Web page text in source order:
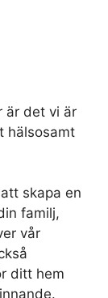
är det vi är
hälsosamt
skapa en
familj,
vår
ditt hem